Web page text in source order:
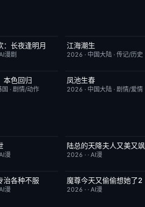
10.0
：长夜逢明月
漫剧
更新至第24集
江海潮生
2026 · 中国大陆· 传记/历史
本色回归
国 ·剧情/动作
已完结
凤池生春
2026 · 中国大陆· 剧情/爱情
漫
完结 9.0
陆总的天降夫人又美又飒
2026 · · AI漫
治各种不服
漫
完结 9.0
魔尊今天又偷偷想她了2
2026 · · AI漫